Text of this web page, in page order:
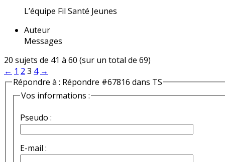
L’équipe Fil Santé Jeunes
Auteur
Messages
20 sujets de 41 à 60 (sur un total de 69)
← 1 2 3 4 →
Répondre à : Répondre #67816 dans TS
Vos informations :
Pseudo :
E-mail :